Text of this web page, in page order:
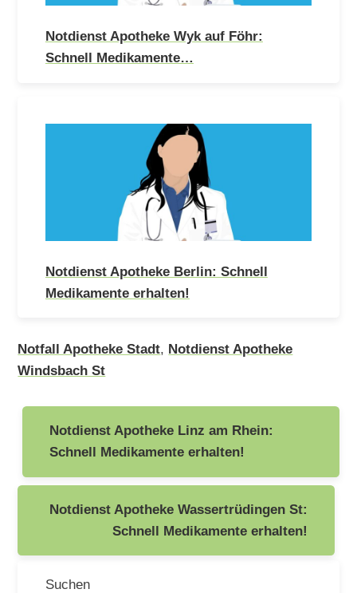
Notdienst Apotheke Wyk auf Föhr:
Schnell Medikamente…
Notdienst Apotheke Berlin: Schnell
Medikamente erhalten!
Notfall Apotheke Stadt, Notdienst Apotheke
Windsbach St
Beitragsnavigation
Notdienst Apotheke Linz am Rhein:
Schnell Medikamente erhalten!
Notdienst Apotheke Wassertrüdingen St:
Schnell Medikamente erhalten!
Suchen